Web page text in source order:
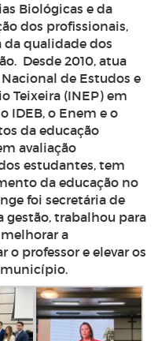
Biológicas e da
dos profissionais,
qualidade dos
Desde 2010, atua
de Estudos e
Teixeira (INEP) em
IDEB, o Enem e o
da educação
avaliação
estudantes, tem
da educação no
foi secretária de
gestão, trabalhou para
a
o professor e elevar os